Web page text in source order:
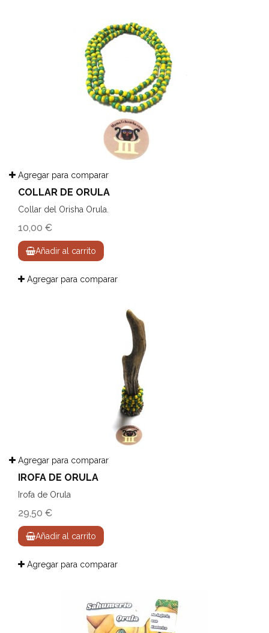
Agregar para comparar
COLLAR DE ORULA
Collar del Orisha Orula.
10,00 €
Añadir al carrito
Agregar para comparar
Agregar para comparar
IROFA DE ORULA
Irofa de Orula
29,50 €
Añadir al carrito
Agregar para comparar